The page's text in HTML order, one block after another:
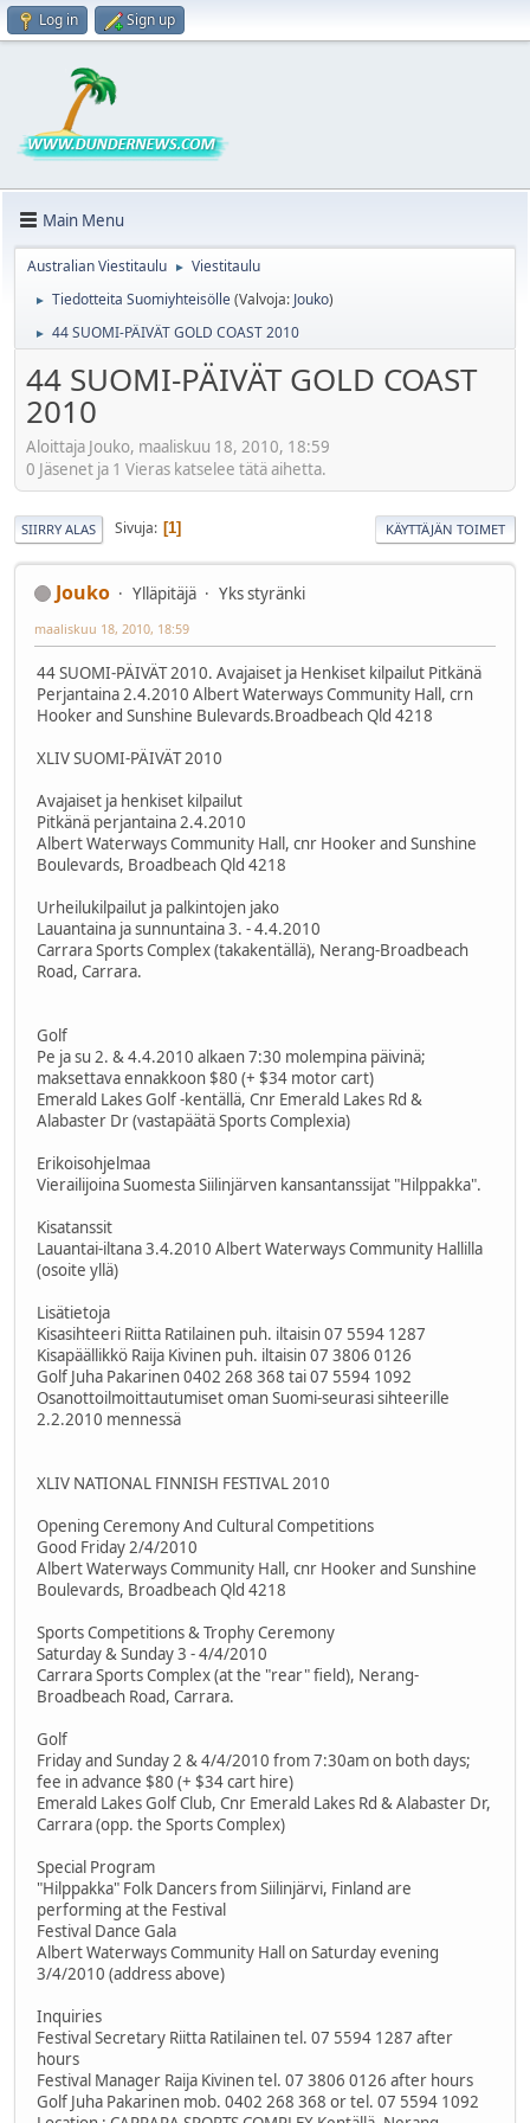
Log in Sign up
Main Menu
Australian Viestitaulu ► Viestitaulu
► Tiedotteita Suomiyhteisölle(Valvoja: Jouko)
► 44 SUOMI-PÄIVÄT GOLD COAST 2010
44 SUOMI-PÄIVÄT GOLD COAST
2010
Aloittaja Jouko, maaliskuu 18, 2010, 18:59
0 Jäsenet ja 1 Vieras katselee tätä aihetta.
SIIRRY ALAS Sivuja 1 KÄYTTÄJÄN TOIMET
Jouko Ylläpitäjä Yks styränki
maaliskuu 18, 2010, 18:59
44 SUOMI-PÄIVÄT 2010. Avajaiset ja Henkiset kilpailut Pitkänä
Perjantaina 2.4.2010 Albert Waterways Community Hall, crn
Hooker and Sunshine Bulevards.Broadbeach Qld 4218
XLIV SUOMI-PÄIVÄT 2010
Avajaiset ja henkiset kilpailut
Pitkänä perjantaina 2.4.2010
Albert Waterways Community Hall, cnr Hooker and Sunshine
Boulevards, Broadbeach Qld 4218
Urheilukilpailut ja palkintojen jako
Lauantaina ja sunnuntaina 3. - 4.4.2010
Carrara Sports Complex (takakentällä), Nerang-Broadbeach
Road, Carrara.
Golf
Pe ja su 2. & 4.4.2010 alkaen 7:30 molempina päivinä;
maksettava ennakkoon $80 (+ $34 motor cart)
Emerald Lakes Golf -kentällä, Cnr Emerald Lakes Rd &
Alabaster Dr (vastapäätä Sports Complexia)
Erikoisohjelmaa
Vierailijoina Suomesta Siilinjärven kansantanssijat "Hilppakka".
Kisatanssit
Lauantai-iltana 3.4.2010 Albert Waterways Community Hallilla
(osoite yllä)
Lisätietoja
Kisasihteeri Riitta Ratilainen puh. iltaisin 07 5594 1287
Kisapäällikkö Raija Kivinen puh. iltaisin 07 3806 0126
Golf Juha Pakarinen 0402 268 368 tai 07 5594 1092
Osanottoilmoittautumiset oman Suomi-seurasi sihteerille
2.2.2010 mennessä
XLIV NATIONAL FINNISH FESTIVAL 2010
Opening Ceremony And Cultural Competitions
Good Friday 2/4/2010
Albert Waterways Community Hall, cnr Hooker and Sunshine
Boulevards, Broadbeach Qld 4218
Sports Competitions & Trophy Ceremony
Saturday & Sunday 3 - 4/4/2010
Carrara Sports Complex (at the "rear" field), Nerang-
Broadbeach Road, Carrara.
Golf
Friday and Sunday 2 & 4/4/2010 from 7:30am on both days;
fee in advance $80 (+ $34 cart hire)
Emerald Lakes Golf Club, Cnr Emerald Lakes Rd & Alabaster Dr,
Carrara (opp. the Sports Complex)
Special Program
"Hilppakka" Folk Dancers from Siilinjärvi, Finland are
performing at the Festival
Festival Dance Gala
Albert Waterways Community Hall on Saturday evening
3/4/2010 (address above)
Inquiries
Festival Secretary Riitta Ratilainen tel. 07 5594 1287 after
hours
Festival Manager Raija Kivinen tel. 07 3806 0126 after hours
Golf Juha Pakarinen mob. 0402 268 368 or tel. 07 5594 1092